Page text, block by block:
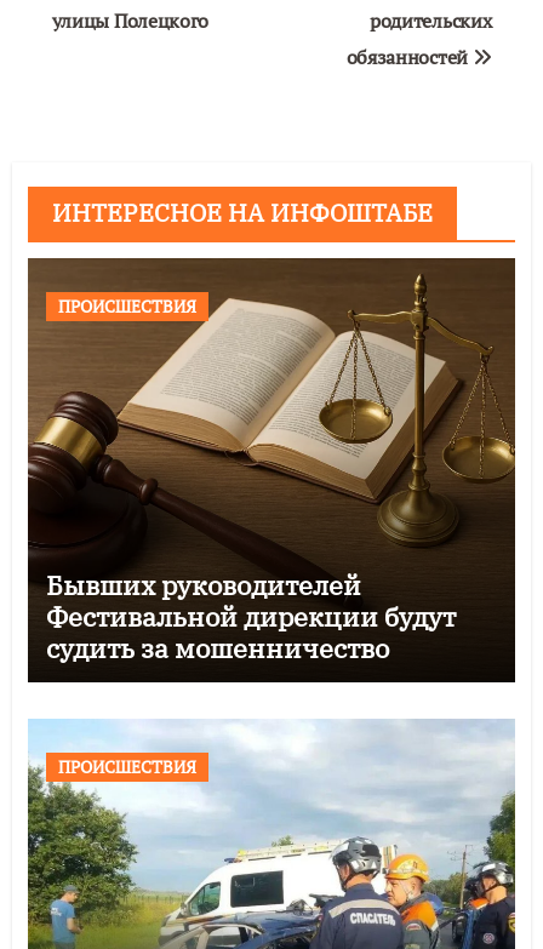
улицы Полецкого
родительских
обязанностей
ИНТЕРЕСНОЕ НА ИНФОШТАБЕ
ПРОИСШЕСТВИЯ
Бывших руководителей
Фестивальной дирекции будут
судить за мошенничество
ПРОИСШЕСТВИЯ